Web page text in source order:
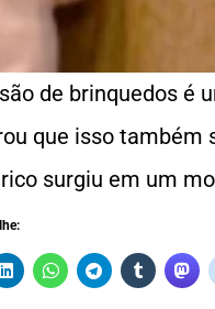
de brinquedos é
que isso também
surgiu em um